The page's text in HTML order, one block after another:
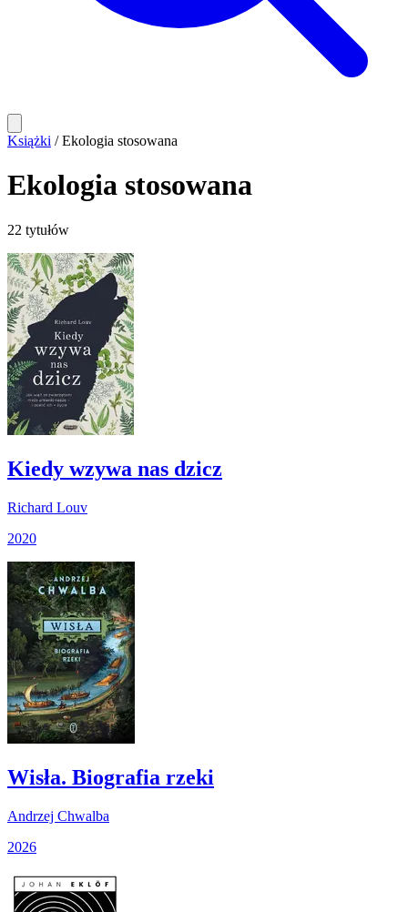
Książki / Ekologia stosowana
Ekologia stosowana
22 tytułów
Kiedy wzywa nas dzicz
Richard Louv
2020
Wisła. Biografia rzeki
Andrzej Chwalba
2026